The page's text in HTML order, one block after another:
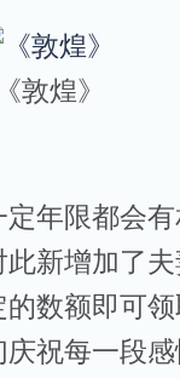
《敦煌》
年限都会有
新增加了
数额即可
祝每一段